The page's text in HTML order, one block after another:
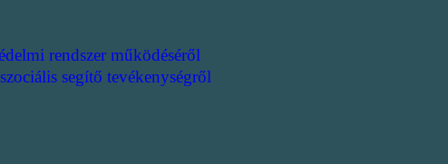
rendszer működéséről
segítő tevékenységről